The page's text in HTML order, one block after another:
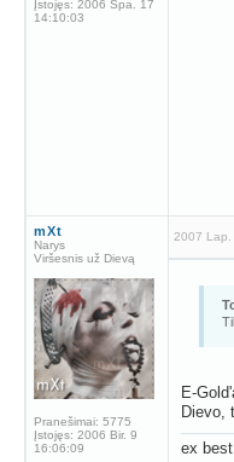
Įstojęs: 2006 Spa. 17
14:10:03
mXt
Narys
Viršesnis už Dievą
Pranešimai: 5775
Įstojęs: 2006 Bir. 9
16:06:09
2007
E-
Dievo,
ex